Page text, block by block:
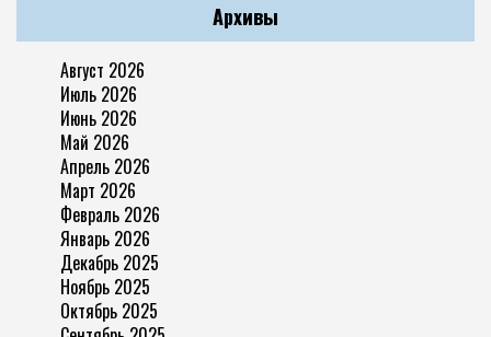
Архивы
Август 2026
Июль 2026
Июнь 2026
Май 2026
Апрель 2026
Март 2026
Февраль 2026
Январь 2026
Декабрь 2025
Ноябрь 2025
Октябрь 2025